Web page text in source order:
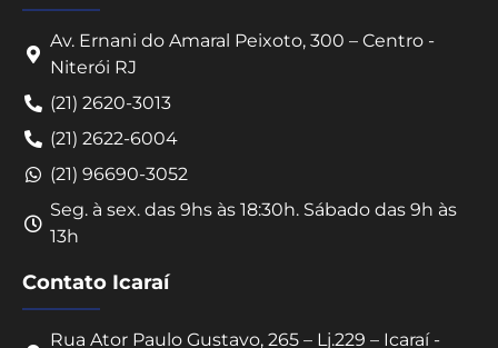
Av. Ernani do Amaral Peixoto, 300 – Centro -
Niterói RJ
(21) 2620-3013
(21) 2622-6004
(21) 96690-3052
Seg. à sex. das 9hs às 18:30h. Sábado das 9h às
13h
Contato Icaraí
Rua Ator Paulo Gustavo, 265 – Lj.229 – Icaraí -